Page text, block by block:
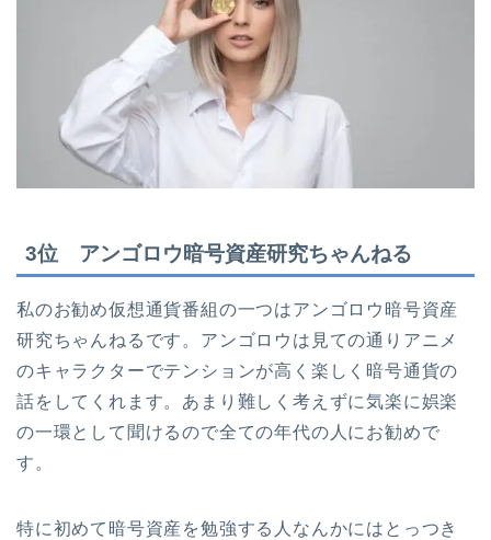
3位 アンゴロウ暗号資産研究ちゃんねる
私のお勧め仮想通貨番組の一つはアンゴロウ暗号資産
研究ちゃんねるです。アンゴロウは見ての通りアニメ
のキャラクターでテンションが高く楽しく暗号通貨の
話をしてくれます。あまり難しく考えずに気楽に娯楽
の一環として聞けるので全ての年代の人にお勧めで
す。
特に初めて暗号資産を勉強する人なんかにはとっつき